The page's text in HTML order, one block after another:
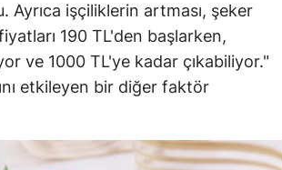
Ayrıca işçiliklerin artması, şeker
190 TL'den başlarken,
ve 1000 TL'ye kadar çıkabiliyor."
etkileyen bir diğer faktör